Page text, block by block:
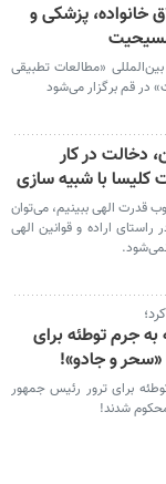
خانواده، پزشکی و
«مطالعات تطبیقی
در قم برگزار می‌شود
دخالت در کار
کلیسا با شبیه سازی
قدرت الهی ببینیم، می‌توان
اراده و قوانین الهی
جرم توطئه برای
«سحر و جادو»!
برای ترور رئیس جمهور
شدند!